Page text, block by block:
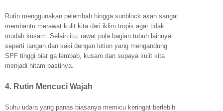
Rutin menggunakan pelembab hingga sunblock akan sangat
membantu merawat kulit kita dari iklim tropis agar tidak
mudah kusam. Selain itu, rawat pula bagian tubuh lainnya
seperti tangan dan kaki dengan lotion yang mengandung
SPF tinggi biar ga lembab, kusam dan supaya kulit kita
menjadi hitam pastinya.
4. Rutin Mencuci Wajah
Suhu udara yang panas biasanya memicu keringat berlebih